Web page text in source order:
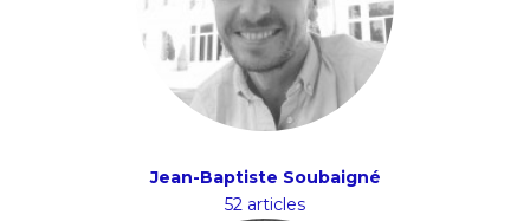
Jean-Baptiste Soubaigné
52 articles